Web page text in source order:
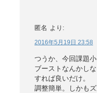
匿名 より:
2016年5月19日 23:58
つうか、今回課題
ブーストなんかし
すれば良いだけ。
調整簡単。しかもズ